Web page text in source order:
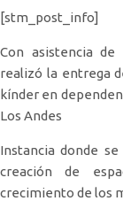
[stm_post_info]
Con asistencia de
realizó la entrega
kínder en
Los Andes
Instancia donde
creación de
crecimiento de los